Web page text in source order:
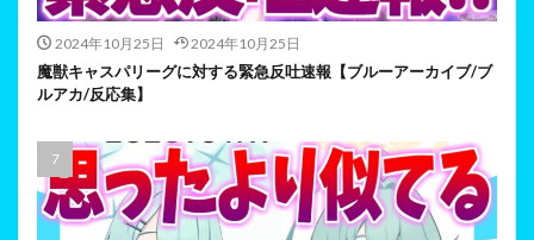
2024年10月25日 2024年10月25日
魔獣キャスパリーグに対する緊急反吐速報【ブルーアーカイブ/ブ
ルアカ/反応集】